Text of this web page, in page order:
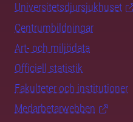
Universitetsdjursjukhuset
Centrumbildningar
Art- och miljödata
Officiell statistik
Fakulteter och institutioner
Medarbetarwebben